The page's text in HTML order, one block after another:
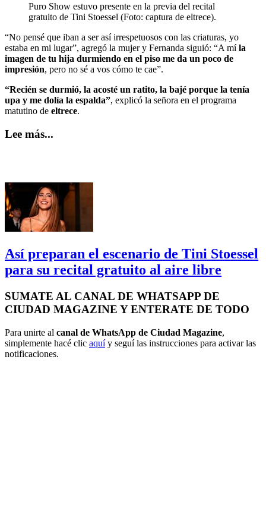
Puro Show estuvo presente en la previa del recital
gratuito de Tini Stoessel (Foto: captura de eltrece).
“No pensé que iban a ser así irrespetuosos con las criaturas, yo
estaba en mi lugar”, agregó la mujer y Fernanda siguió: “A míla
imagen de tu hija durmiendo en el piso me da un poco de
impresión, pero no sé a vos cómo te cae”.
“Recién se durmió, la acosté un ratito, la bajé porque la tenía
upa y me dolía la espalda”, explicó la señora en el programa
matutino de eltrece.
Lee más...
Así preparan el escenario de Tini Stoessel
para su recital gratuito al aire libre
SUMATE AL CANAL DE WHATSAPP DE
CIUDAD MAGAZINE Y ENTERATE DE TODO
Para unirte al canal de WhatsApp de Ciudad Magazine,
simplemente hacé clic aquíy seguí las instrucciones para activar las
notificaciones.